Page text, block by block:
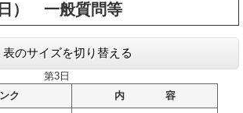
） 一般質問等
表のサイズを切り替える
第3日
ク
内 容